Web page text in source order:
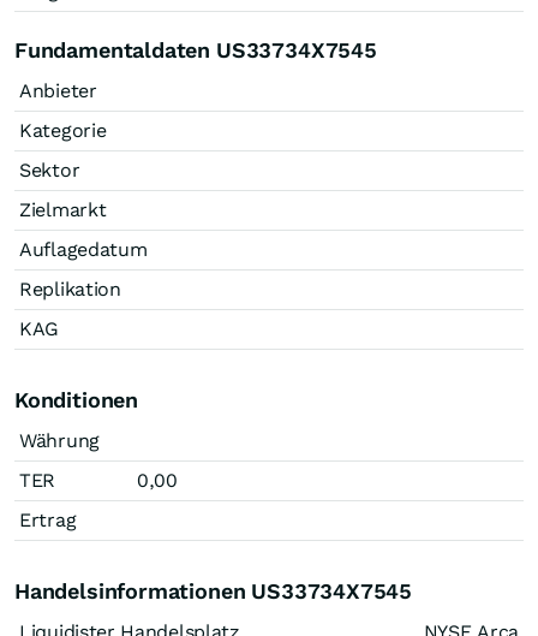
Fundamentaldaten US33734X7545
Anbieter
Kategorie
Sektor
Zielmarkt
Auflagedatum
Replikation
KAG
Konditionen
Währung
TER
0,00
Ertrag
Handelsinformationen US33734X7545